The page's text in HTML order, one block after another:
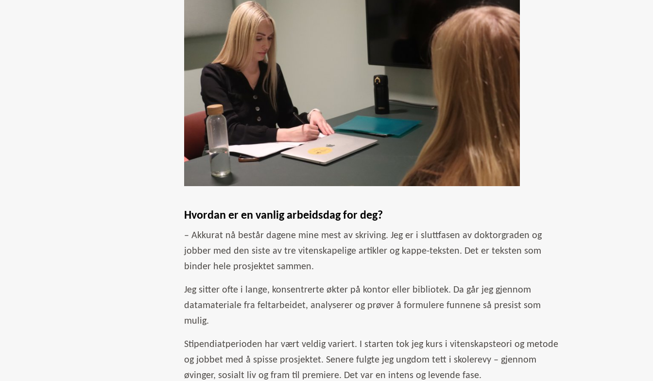
Hvordan er en vanlig arbeidsdag for deg?
– Akkurat nå består dagene mine mest av skriving. Jeg er i sluttfasen av doktorgraden og
jobber med den siste av tre vitenskapelige artikler og kappe-teksten. Det er teksten som
binder hele prosjektet sammen.
Jeg sitter ofte i lange, konsentrerte økter på kontor eller bibliotek. Da går jeg gjennom
datamateriale fra feltarbeidet, analyserer og prøver å formulere funnene så presist som
mulig.
Stipendiatperioden har vært veldig variert. I starten tok jeg kurs i vitenskapsteori og metode
og jobbet med å spisse prosjektet. Senere fulgte jeg ungdom tett i skolerevy – gjennom
øvinger, sosialt liv og fram til premiere. Det var en intens og levende fase.